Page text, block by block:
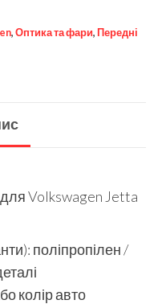
, Оптика та фари, Передні
Volkswagen Jetta
поліпропілен /
колір авто